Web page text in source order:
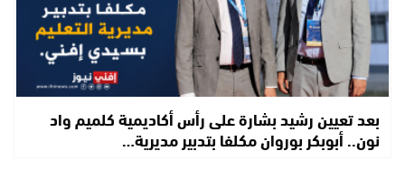
بعد تعيين رشيد بشارة على رأس أكاديمية كلميم واد
نون.. أبوبكر بوروان مكلفا بتدبير مديرية…